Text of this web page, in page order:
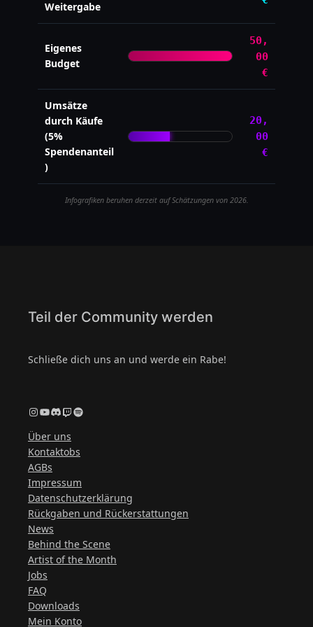
Weitergabe
Eigenes
Budget
50,
00
€
Umsätze
durch Käufe
(5%
Spendenanteil
)
20,
00
€
Infografiken beruhen derzeit auf Schätzungen von 2026.
Teil der Community werden
Schließe dich uns an und werde ein Rabe!
InstagramYouTube Discord Twitch Spotify
Über uns
Kontaktobs
AGBs
Impressum
Datenschutzerklärung
Rückgaben und Rückerstattungen
News
Behind the Scene
Artist of the Month
Jobs
FAQ
Downloads
Mein Konto